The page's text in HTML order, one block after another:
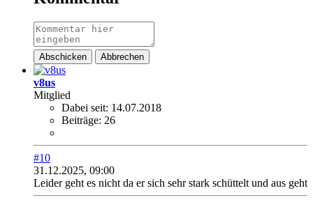
Abschicken Abbrechen
v8us
Mitglied
Dabei seit: 14.07.2018
Beiträge: 26
#10
31.12.2025, 09:00
Leider geht es nicht da er sich sehr stark schüttelt und aus geht